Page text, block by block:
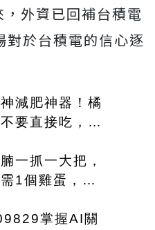
外資已回補台積電
於台積電的信心逐
減肥神器！橘
要直接吃，加
一抓一大把，
1個雞蛋，用
掌握AI關